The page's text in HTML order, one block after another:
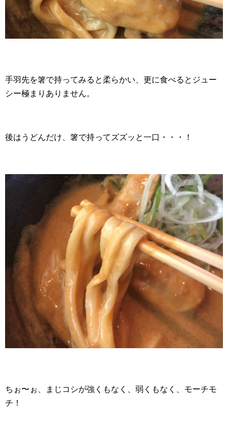
手羽先を箸で持ってみると柔らかい、更に食べるとジュー
シー極まりありません。
後はうどんだけ、箸で持ってズズッと一口・・・！
ちぉ〜ぉ、まじコシが強くもなく、弱くもなく、モーチモ
チ！